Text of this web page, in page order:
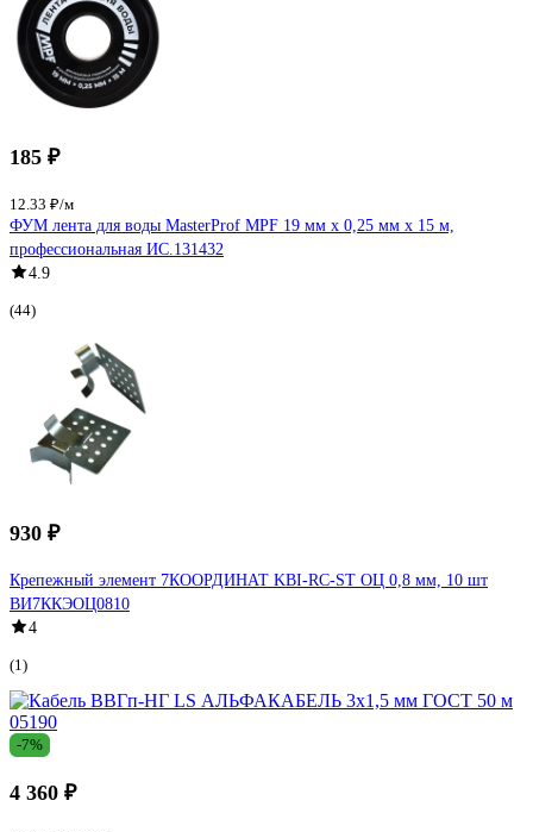
185 ₽
12.33 ₽/м
ФУМ лента для воды MasterProf MPF 19 мм x 0,25 мм x 15 м,
профессиональная ИС.131432
4.9
(44)
930 ₽
Крепежный элемент 7КООРДИНАТ KBI-RC-ST ОЦ 0,8 мм, 10 шт
ВИ7ККЭОЦ0810
4
(1)
-7%
4 360 ₽